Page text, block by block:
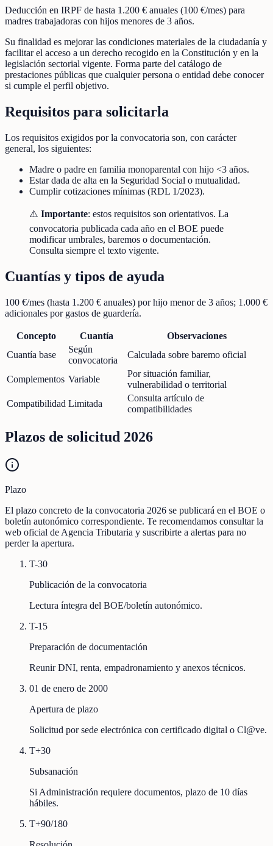
Deducción en IRPF de hasta 1.200 € anuales (100 €/mes) para
madres trabajadoras con hijos menores de 3 años.
Su finalidad es mejorar las condiciones materiales de la ciudadanía y
facilitar el acceso a un derecho recogido en la Constitución y en la
legislación sectorial vigente. Forma parte del catálogo de
prestaciones públicas que cualquier persona o entidad debe conocer
si cumple el perfil objetivo.
Requisitos para solicitarla
Los requisitos exigidos por la convocatoria son, con carácter
general, los siguientes:
Madre o padre en familia monoparental con hijo <3 años.
Estar dada de alta en la Seguridad Social o mutualidad.
Cumplir cotizaciones mínimas (RDL 1/2023).
⚠️ Importante: estos requisitos son orientativos. La
convocatoria publicada cada año en el BOE puede
modificar umbrales, baremos o documentación.
Consulta siempre el texto vigente.
Cuantías y tipos de ayuda
100 €/mes (hasta 1.200 € anuales) por hijo menor de 3 años; 1.000 €
adicionales por gastos de guardería.
Concepto Cuantía
Observaciones
Cuantía base
Según
convocatoria
Calculada sobre baremo oficial
Complementos Variable
Por situación familiar,
vulnerabilidad o territorial
Compatibilidad Limitada
Consulta artículo de
compatibilidades
Plazos de solicitud 2026
Plazo
El plazo concreto de la convocatoria 2026 se publicará en el BOE o
boletín autonómico correspondiente. Te recomendamos consultar la
web oficial de Agencia Tributaria y suscribirte a alertas para no
perder la apertura.
T-30
Publicación de la convocatoria
Lectura íntegra del BOE/boletín autonómico.
T-15
Preparación de documentación
Reunir DNI, renta, empadronamiento y anexos técnicos.
01 de enero de 2000
Apertura de plazo
Solicitud por sede electrónica con certificado digital o Cl@ve.
T+30
Subsanación
Si Administración requiere documentos, plazo de 10 días
hábiles.
T+90/180